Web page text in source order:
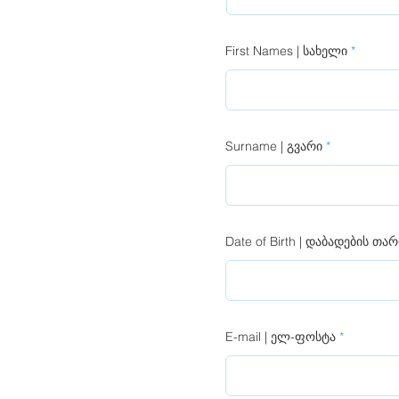
First Names | სახელი
Surname | გვარი
Date of Birth | დაბადების
E-mail | ელ-ფოსტა